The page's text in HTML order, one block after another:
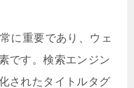
に重要であり、ウェ
です。検索エンジン
されたタイトルタグ